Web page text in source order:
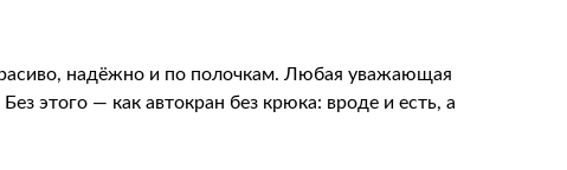
надёжно и по полочкам. Любая уважающая
этого — как автокран без крюка: вроде и есть, а